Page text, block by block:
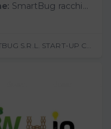
SmartBug racchiude le tendenze e le soluzioni tecnologiche individuate dai principali istituti di ricerca e ha anticipato lo sviluppo della tecnologia IoT nell'ambiente domestico. Abbiamo seguito l'intuizione che nel breve termine sare…
SMARTBUG S.R.L. START-UP COSTITUITA A NORMA DELL'ART.4 COMMA 10 BIS DEL DECRETO LEGGE 24 GENNAIO 2015, N.3,